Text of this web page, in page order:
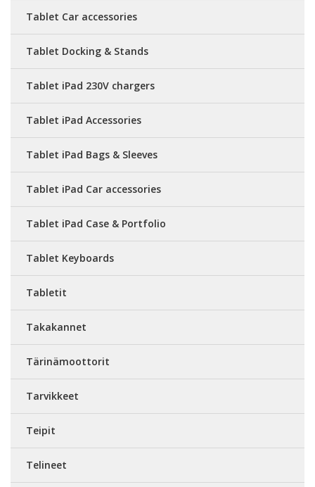
Tablet Car accessories
Tablet Docking & Stands
Tablet iPad 230V chargers
Tablet iPad Accessories
Tablet iPad Bags & Sleeves
Tablet iPad Car accessories
Tablet iPad Case & Portfolio
Tablet Keyboards
Tabletit
Takakannet
Tärinämoottorit
Tarvikkeet
Teipit
Telineet